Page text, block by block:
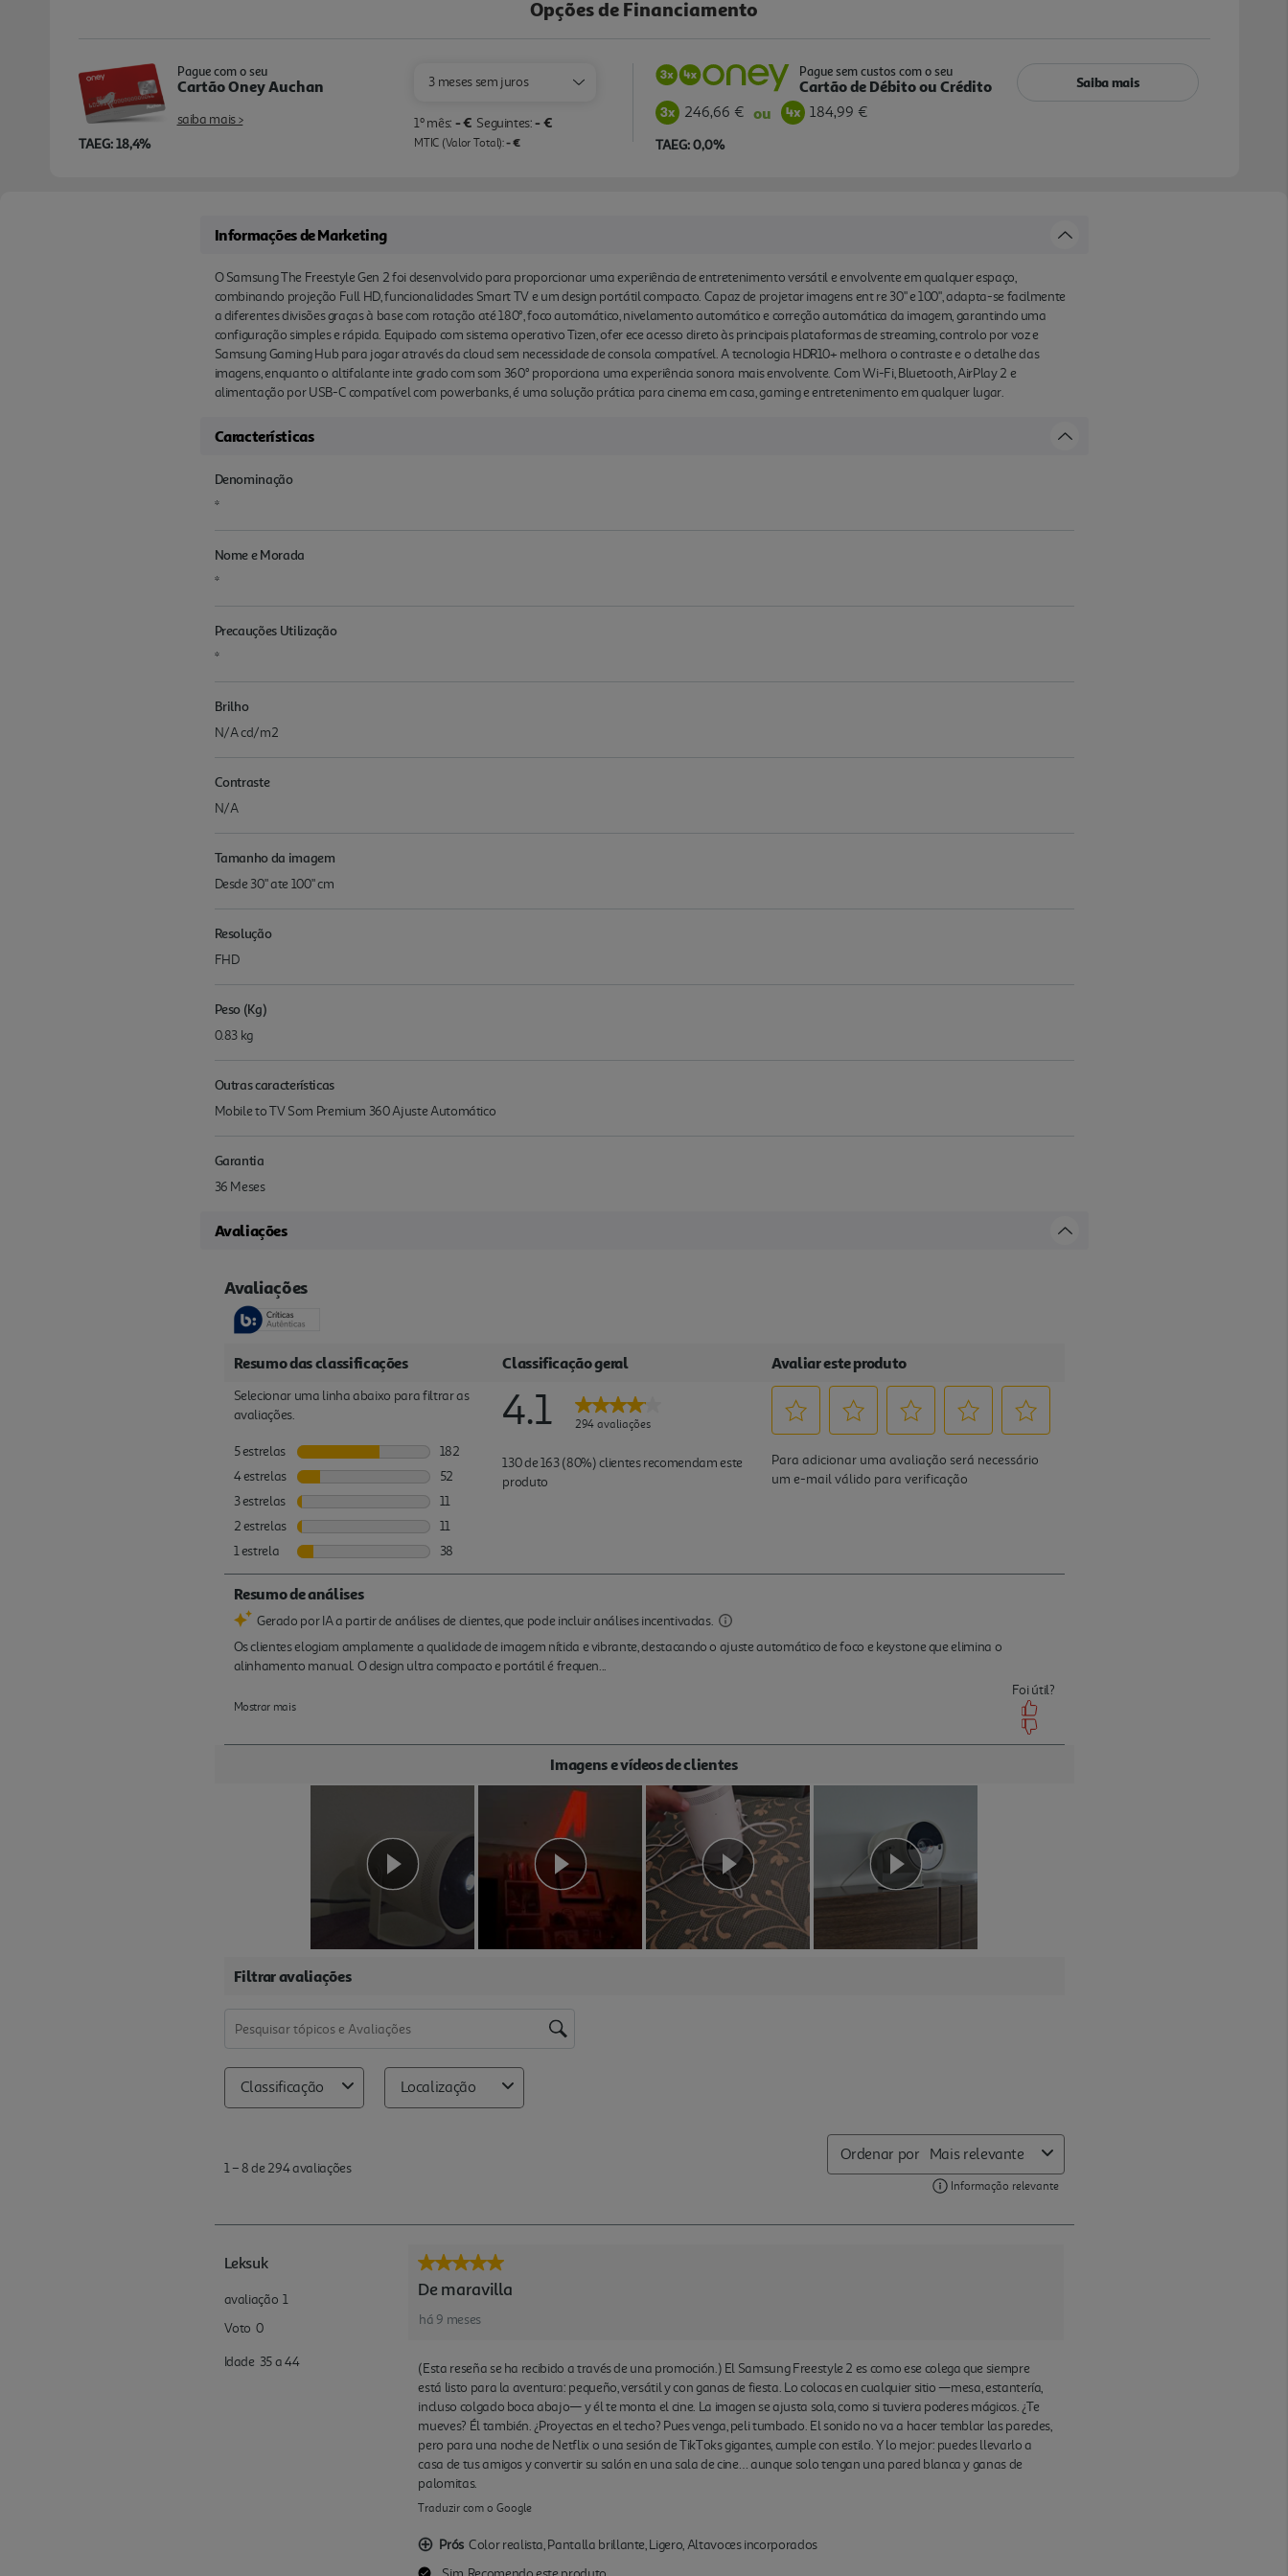
Opções de Financiamento
TAEG: 18,4%
Pague com o seu
Cartão Oney Auchan
saiba mais >
3 meses sem juros
1º mês: - € Seguintes:- €
MTIC (Valor Total):- €
Pague sem custos com o seu
Cartão de Débito ou Crédito
246,66 € ou 184,99 €
TAEG: 0,0%
Saiba mais
Informações de Marketing
O Samsung The Freestyle Gen 2 foi desenvolvido para proporcionar uma experiência de entretenimento versátil e envolvente em qualquer espaço,
combinando projeção Full HD, funcionalidades Smart TV e um design portátil compacto. Capaz de projetar imagens ent re 30" e 100", adapta-se facilmente
a diferentes divisões graças à base com rotação até 180°, foco automático, nivelamento automático e correção automática da imagem, garantindo uma
configuração simples e rápida. Equipado com sistema operativo Tizen, ofer ece acesso direto às principais plataformas de streaming, controlo por voz e
Samsung Gaming Hub para jogar através da cloud sem necessidade de consola compatível. A tecnologia HDR10+ melhora o contraste e o detalhe das
imagens, enquanto o altifalante inte grado com som 360° proporciona uma experiência sonora mais envolvente. Com Wi-Fi, Bluetooth, AirPlay 2 e
alimentação por USB-C compatível com powerbanks, é uma solução prática para cinema em casa, gaming e entretenimento em qualquer lugar.
Características
Denominação
*
Nome e Morada
*
Precauções Utilização
*
Brilho
N/A cd/m2
Contraste
N/A
Tamanho da imagem
Desde 30" ate 100" cm
Resolução
FHD
Peso (Kg)
0.83 kg
Outras características
Mobile to TV Som Premium 360 Ajuste Automático
Garantia
36 Meses
Avaliações